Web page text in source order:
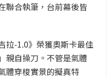
聯合執筆，台前幕後皆
拉-1.0》榮獲奧斯卡最佳
親自操刀。不管是氣體
體穿梭實景的擬真特